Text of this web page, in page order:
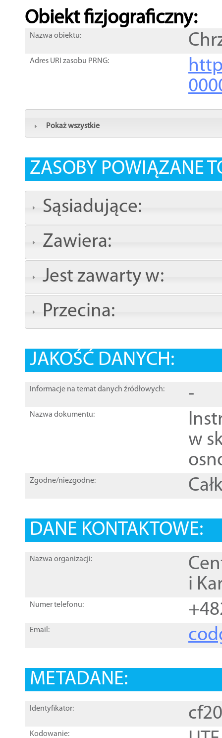
Obiekt fizjograficzny:
Nazwa obiektu:
Adres URI zasobu PRNG:
Pokaż wszystkie
ZASOBY POWIĄZANE
Sąsiadujące:
Zawiera:
Jest zawarty w:
Przecina:
JAKOŚĆ DANYCH:
Informacje na temat danych źródłowych: -
Nazwa dokumentu:
w
Zgodne/niezgodne:
DANE KONTAKTOWE:
Nazwa organizacji:
i
Numer telefonu:
Email:
METADANE:
Identyfikator:
Kodowanie: